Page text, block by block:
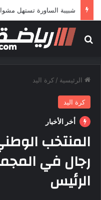
شبيبة الساورة تستهل
بحث عن
الرئيسية / كرة اليد
كرة اليد
أخر الأخبار
المنتخب
رجال في
الرئيس